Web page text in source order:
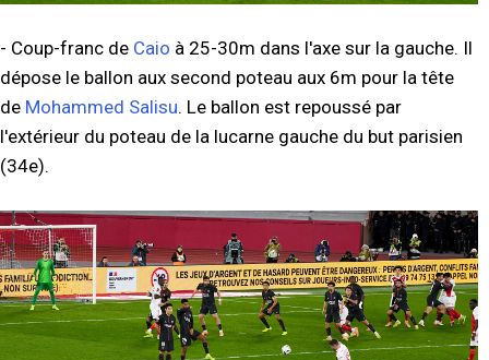
- Coup-franc de Caio à 25-30m dans l'axe sur la gauche. Il
dépose le ballon aux second poteau aux 6m pour la tête
de Mohammed Salisu. Le ballon est repoussé par
l'extérieur du poteau de la lucarne gauche du but parisien
(34e).